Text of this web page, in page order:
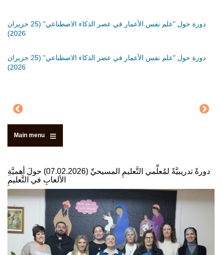
دورة حول "علم نفس الأعمار في عصر الذكاء الاصطناعي" (25 حزيران
2026)
دورة حول "علم نفس الأعمار في عصر الذكاء الاصطناعي" (25 حزيران
2026)
Main menu
دورةً تدريبيَّةً لمُعلِّمي التَّعليمِ المسيحيِّ (07.02.2026) حولَ أهميَّةِ
الألعابِ في التَّعليمِ